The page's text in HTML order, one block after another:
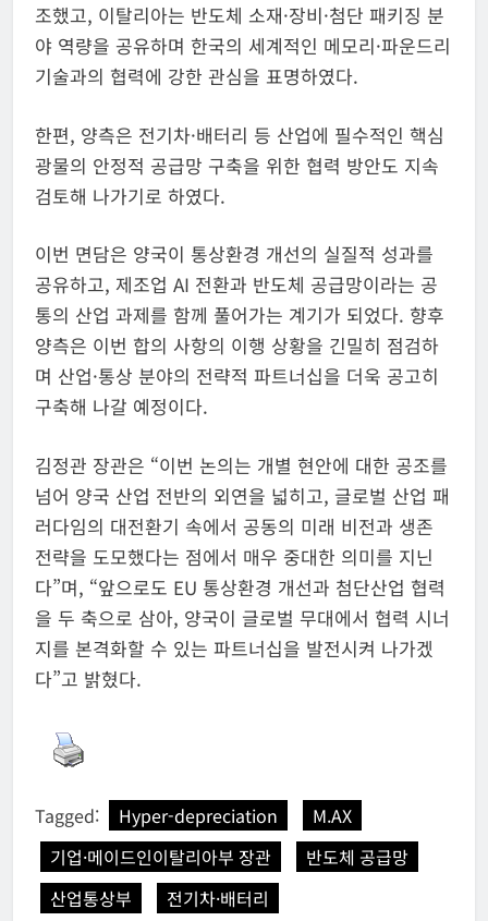
조했고, 이탈리아는 반도체 소재·장비·첨단 패키징 분
야 역량을 공유하며 한국의 세계적인 메모리·파운드리
기술과의 협력에 강한 관심을 표명하였다.
한편, 양측은 전기차·배터리 등 산업에 필수적인 핵심
광물의 안정적 공급망 구축을 위한 협력 방안도 지속
검토해 나가기로 하였다.
이번 면담은 양국이 통상환경 개선의 실질적 성과를
공유하고, 제조업 AI 전환과 반도체 공급망이라는 공
통의 산업 과제를 함께 풀어가는 계기가 되었다. 향후
양측은 이번 합의 사항의 이행 상황을 긴밀히 점검하
며 산업·통상 분야의 전략적 파트너십을 더욱 공고히
구축해 나갈 예정이다.
김정관 장관은 “이번 논의는 개별 현안에 대한 공조를
넘어 양국 산업 전반의 외연을 넓히고, 글로벌 산업 패
러다임의 대전환기 속에서 공동의 미래 비전과 생존
전략을 도모했다는 점에서 매우 중대한 의미를 지닌
다”며, “앞으로도 EU 통상환경 개선과 첨단산업 협력
을 두 축으로 삼아, 양국이 글로벌 무대에서 협력 시너
지를 본격화할 수 있는 파트너십을 발전시켜 나가겠
다”고 밝혔다.
Tagged: Hyper-depreciation
M.AX
기업·메이드인이탈리아부 장관
반도체 공급망
산업통상부
전기차·배터리